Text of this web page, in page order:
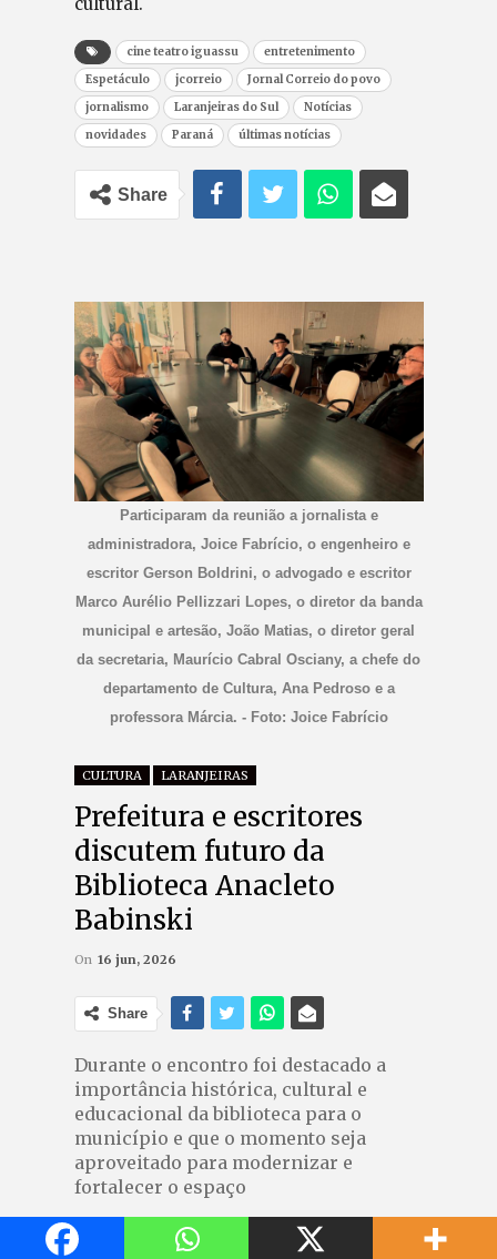
cine teatro iguassu
entretenimento
Espetáculo
jcorreio
Jornal Correio do povo
jornalismo
Laranjeiras do Sul
Notícias
novidades
Paraná últimas notícias
Share
Participaram da reunião a jornalista e
administradora, Joice Fabrício, o engenheiro e
escritor Gerson Boldrini, o advogado e escritor
Marco Aurélio Pellizzari Lopes, o diretor da banda
municipal e artesão, João Matias, o diretor geral
da secretaria, Maurício Cabral Osciany, a chefe do
departamento de Cultura, Ana Pedroso e a
professora Márcia. - Foto: Joice Fabrício
CULTURA LARANJEIRAS
Prefeitura e escritores
discutem futuro da
Biblioteca Anacleto
Babinski
On 16 jun, 2026
Share
Durante o encontro foi destacado a
importância histórica, cultural e
educacional da biblioteca para o
município e que o momento seja
aproveitado para modernizar e
fortalecer o espaço